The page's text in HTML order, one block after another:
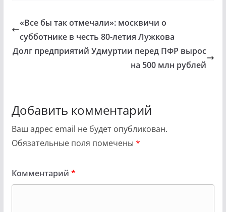
«Все бы так отмечали»: москвичи о
субботнике в честь 80-летия Лужкова
Долг предприятий Удмуртии перед ПФР вырос
на 500 млн рублей
Добавить комментарий
Ваш адрес email не будет опубликован.
Обязательные поля помечены *
Комментарий *